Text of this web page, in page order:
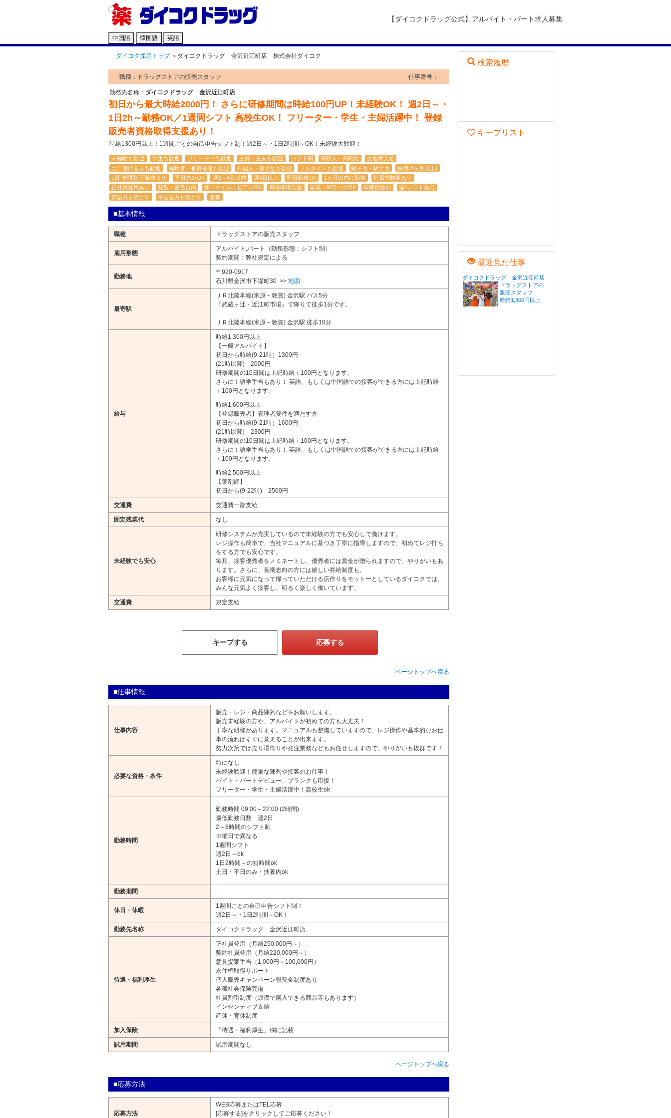
【ダイコクドラッグ公式】アルバイト・パート求人募集
中国語 韓国語 英語
ダイコク採用トップ ＞ ダイコクドラッグ 金沢近江町店 株式会社ダイコク
職種：ドラッグストアの販売スタッフ 仕事番号：
勤務先名称： ダイコクドラッグ 金沢近江町店
初日から最大時給2000円！ さらに研修期間は時給100円UP！未経験OK！ 週2日～・
1日2h～勤務OK／1週間シフト 高校生OK！ フリーター・学生・主婦活躍中！ 登録
販売者資格取得支援あり！
時給1300円以上！1週間ごとの自己申告シフト制！週2日～・1日2時間～OK！未経験大歓迎！
未経験も歓迎 学生も歓迎 フリーターも歓迎 主婦・主夫も歓迎 シフト制 高収入・高時給
交通費支給
土日働ける方も歓迎
経験者・有資格者も歓迎 外国人・留学生も歓迎 フルタイムも歓迎 駅チカ・駅ナカ
長期(3ヶ月以上)
1日7時間以下勤務ＯＫ
平日のみOK 週2～4日以内 週4日以上 即日勤務OK 1ヵ月以内に勤務
社員割制度あり
正社員登用あり
髪型・髪色自由 髭・ネイル・ピアスOK 資格取得支援 副業・WワークOK 扶養控除内
週1シフト提出
英語力を活かす
中国語力を活かす 急募
■基本情報
職種 ドラッグストアの販売スタッフ
雇用形態
アルバイト,パート（勤務形態：シフト制）
契約期間：弊社規定による
勤務地
〒920-0917
石川県金沢市下堤町30 >> 地図
最寄駅
ＪＲ北陸本線(米原－敦賀) 金沢駅 バス5分
『武蔵ヶ辻・近江町市場』で降りて徒歩1分です。
ＪＲ北陸本線(米原－敦賀) 金沢駅 徒歩18分
給与
時給1,300円以上
【一般アルバイト】
初日から時給(9-21時）1300円
(21時以降) 2000円
研修期間の10日間は上記時給＋100円となります。
さらに！語学手当もあり！ 英語、もしくは中国語での接客ができる方には上記時給
＋100円となります。
時給1,600円以上
【登録販売者】管理者要件を満たす方
初日から時給(9-21時）1600円
(21時以降) 2300円
研修期間の10日間は上記時給＋100円となります。
さらに！語学手当もあり！ 英語、もしくは中国語での接客ができる方には上記時給
＋100円となります。
時給2,500円以上
【薬剤師】
初日から(9-22時) 2500円
交通費 交通費一部支給
固定残業代 なし
未経験でも安心
研修システムが充実しているので未経験の方でも安心して働けます。
レジ操作も簡単で、当社マニュアルに基づき丁寧に指導しますので、初めてレジ打ち
をする方でも安心です。
毎月、接客優秀者をノミネートし、優秀者には賞金が贈られますので、やりがいもあ
ります。さらに、長期志向の方には嬉しい昇給制度も。
お客様に元気になって帰っていただける店作りをモットーとしているダイコクでは、
みんな元気よく接客し、明るく楽しく働いています。
交通費 規定支給
キープする 応募する
ページトップへ戻る
■仕事情報
仕事内容
販売・レジ・商品陳列などをお願いします。
販売未経験の方や、アルバイトが初めての方も大丈夫！
丁寧な研修があります。マニュアルも整備していますので、レジ操作や基本的なお仕
事の流れはすぐに覚えることが出来ます。
努力次第では売り場作りや発注業務などもお任せしますので、やりがいも抜群です！
必要な資格・条件
特になし
未経験歓迎！簡単な陳列や接客のお仕事！
バイト・パートデビュー、ブランクも応援！
フリーター・学生・主婦活躍中！高校生ok
勤務時間
勤務時間 09:00～22:00 (2時間)
最低勤務日数 週2日
2～8時間のシフト制
※曜日で異なる
1週間シフト
週2日～ok
1日2時間～の短時間ok
土日・平日のみ・扶養内ok
勤務期間
休日・休暇
1週間ごとの自己申告シフト制！
週2日～・1日2時間～OK！
勤務先名称 ダイコクドラッグ 金沢近江町店
待遇・福利厚生
正社員登用（月給250,000円～）
契約社員登用（月給220,000円～）
意見提案手当（1,000円～100,000円）
永住権取得サポート
個人販売キャンペーン報奨金制度あり
各種社会保険完備
社員割引制度（原価で購入できる商品等もあります）
インセンティブ支給
産休・育休制度
加入保険 「待遇・福利厚生」欄に記載
試用期間 試用期間なし
ページトップへ戻る
■応募方法
応募方法
WEB応募またはTEL応募
[応募する]をクリックしてご応募ください！
検索履歴
キープリスト
最近見た仕事
ダイコクドラッグ 金沢近江町店
ドラッグストアの
販売スタッフ
時給1,300円以上